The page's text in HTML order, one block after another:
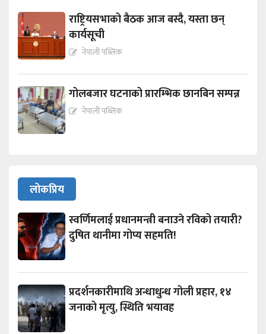
राष्ट्रियसभाको बैठक आज बस्दै, यस्ता छन्
कार्यसूची
नेपाली पब्लिक
गोलबजार घटनाको प्रारम्भिक छानबिन सम्पन्न
नेपाली पब्लिक
लोकप्रिय
स्वर्णिमलाई प्रधानमन्त्री बनाउने रविको तयारी?
दुषित थानीमा गोप्य सहमति!
प्रदर्शनकारीमाथि अन्धाधुन्ध गोली प्रहार, १४
जनाको मृत्यु, स्थिति भयावह